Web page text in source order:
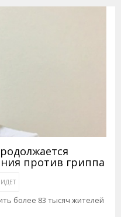
против гриппа
более 83 тысяч жителей